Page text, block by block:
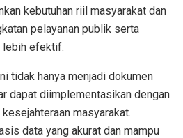
kebutuhan riil masyarakat dan
pelayanan publik serta
lebih efektif.
tidak hanya menjadi dokumen
dapat diimplementasikan dengan
masyarakat.
data yang akurat dan mampu